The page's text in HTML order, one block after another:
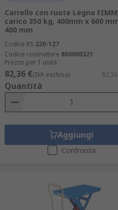
Carrello con ruote Legno
carico 350 kg, 400mm x 600
400 mm
Codice RS 220-127
Codice costruttore 860000321
Prezzo per 1 unità
82,36 €(IVA esclusa)
Quantità
Aggiungi
Confronta